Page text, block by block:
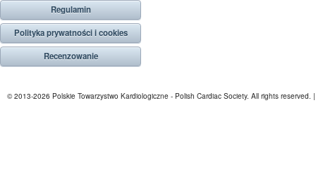
Regulamin
Polityka prywatności i cookies
Recenzowanie
© 2013-2026 Polskie Towarzystwo Kardiologiczne - Polish Cardiac Society. All rights reserved.